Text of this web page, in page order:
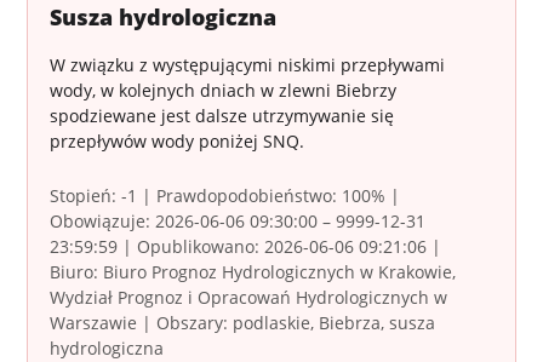
Susza hydrologiczna
W związku z występującymi niskimi przepływami
wody, w kolejnych dniach w zlewni Biebrzy
spodziewane jest dalsze utrzymywanie się
przepływów wody poniżej SNQ.
Stopień: -1 | Prawdopodobieństwo: 100% |
Obowiązuje: 2026-06-06 09:30:00 – 9999-12-31
23:59:59 | Opublikowano: 2026-06-06 09:21:06 |
Biuro: Biuro Prognoz Hydrologicznych w Krakowie,
Wydział Prognoz i Opracowań Hydrologicznych w
Warszawie | Obszary: podlaskie, Biebrza, susza
hydrologiczna